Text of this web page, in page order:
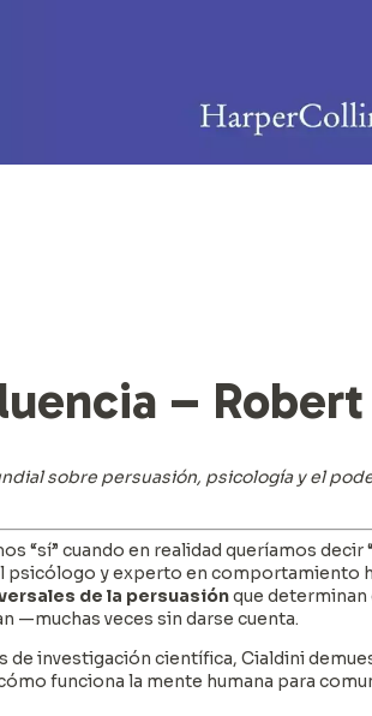
–
sobre persuasión, psicología y el
“sí” cuando en realidad queríamos decir
psicólogo y experto en comportamiento
de la persuasiónque
—muchas veces sin darse cuenta.
de investigación científica, Cialdini
funciona la mente humana para